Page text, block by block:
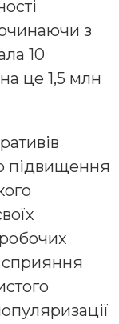
з
10
це 1,5 млн
підвищення
сприяння